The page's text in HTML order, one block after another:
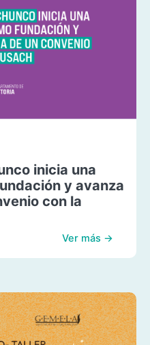
inicia una
y avanza
con la
Ver más →